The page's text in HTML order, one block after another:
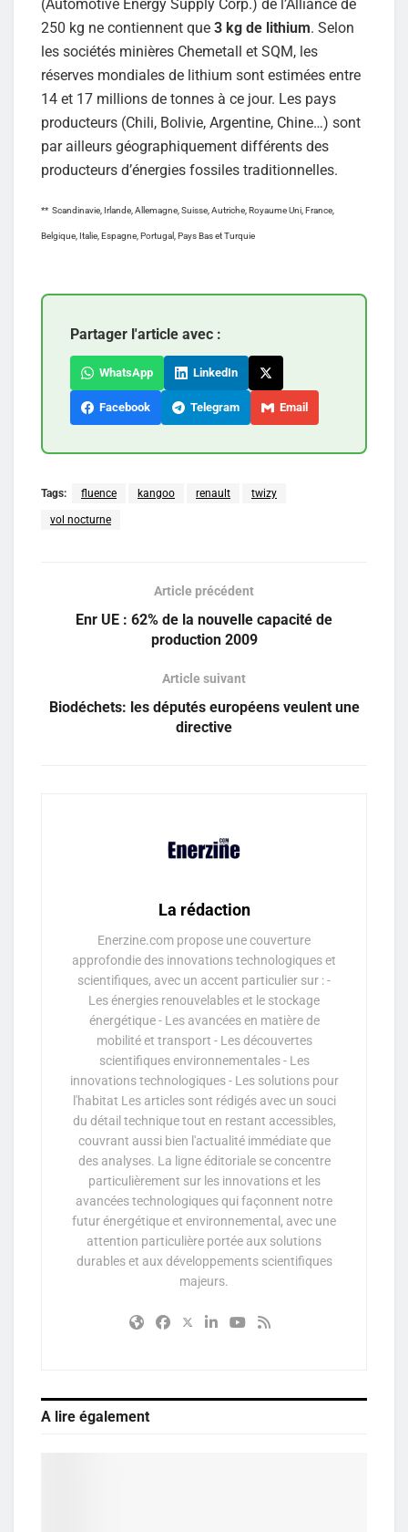
(Automotive Energy Supply Corp.) de l’Alliance de
250 kg ne contiennent que 3 kg de lithium. Selon
les sociétés minières Chemetall et SQM, les
réserves mondiales de lithium sont estimées entre
14 et 17 millions de tonnes à ce jour. Les pays
producteurs (Chili, Bolivie, Argentine, Chine…) sont
par ailleurs géographiquement différents des
producteurs d’énergies fossiles traditionnelles.
** Scandinavie, Irlande, Allemagne, Suisse, Autriche, Royaume Uni, France,
Belgique, Italie, Espagne, Portugal, Pays Bas et Turquie
Partager l'article avec :
WhatsApp LinkedIn
Facebook Telegram Email
Tags: fluence kangoo renault twizy
vol nocturne
Article précédent
Enr UE : 62% de la nouvelle capacité de
production 2009
Article suivant
Biodéchets: les députés européens veulent une
directive
La rédaction
Enerzine.com propose une couverture
approfondie des innovations technologiques et
scientifiques, avec un accent particulier sur : -
Les énergies renouvelables et le stockage
énergétique - Les avancées en matière de
mobilité et transport - Les découvertes
scientifiques environnementales - Les
innovations technologiques - Les solutions pour
l'habitat Les articles sont rédigés avec un souci
du détail technique tout en restant accessibles,
couvrant aussi bien l'actualité immédiate que
des analyses. La ligne éditoriale se concentre
particulièrement sur les innovations et les
avancées technologiques qui façonnent notre
futur énergétique et environnemental, avec une
attention particulière portée aux solutions
durables et aux développements scientifiques
majeurs.
A lire également